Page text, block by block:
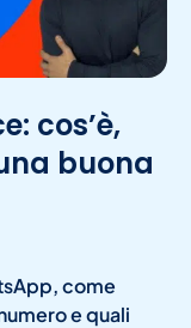
cos’è,
buona
come
e quali